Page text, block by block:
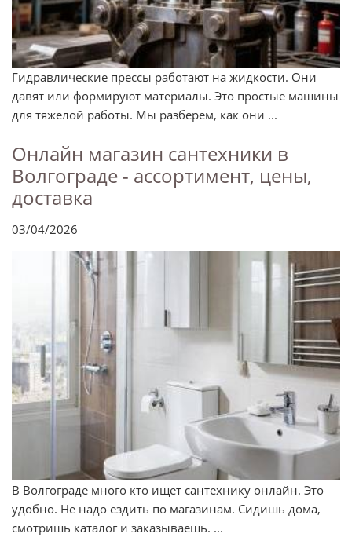
Гидравлические прессы работают на жидкости. Они
давят или формируют материалы. Это простые машины
для тяжелой работы. Мы разберем, как они ...
Онлайн магазин сантехники в
Волгограде - ассортимент, цены,
доставка
03/04/2026
В Волгограде много кто ищет сантехнику онлайн. Это
удобно. Не надо ездить по магазинам. Сидишь дома,
смотришь каталог и заказываешь. ...